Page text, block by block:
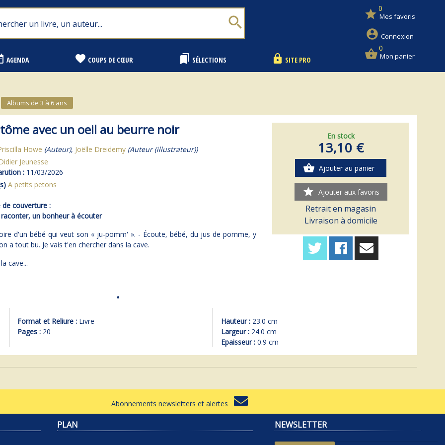
search
AGENDA favorite COUPS DE CŒUR bookmarks SÉLECTIONS lock SITE PRO
star 0
Mes favoris
account_circle Connexion
shopping_basket0
Mon panier
Albums de 3 à 6 ans
avec un oeil au beurre noir
Howe (Auteur), Joëlle Dreidemy (Auteur (illustrateur))
Jeunesse
: 11/03/2026
A petits petons
couverture :
un bonheur à écouter
d'un bébé qui veut son « ju-pomm' ». - Écoute, bébé, du jus de pomme, y
a tout bu. Je vais t'en chercher dans la cave.
cave...
En stock
13,10 €
shopping_basket Ajouter au panier
star Ajouter aux favoris
Retrait en magasin
Livraison à domicile
Format et Reliure : Livre
Pages :20
Hauteur : 23.0 cm
Largeur : 24.0 cm
Epaisseur : 0.9 cm
Abonnements newsletters et alertes
PLAN NEWSLETTER